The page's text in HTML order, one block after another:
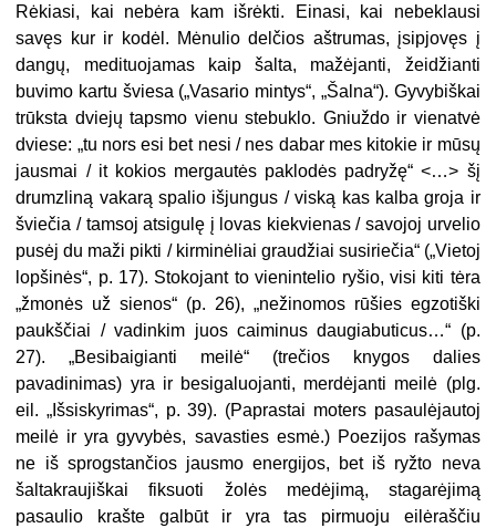
Rėkiasi, kai nebėra kam išrėkti. Einasi, kai nebeklausi
savęs kur ir kodėl. Mėnulio delčios aštrumas, įsipjovęs į
dangų, medituojamas kaip šalta, mažėjanti, žeidžianti
buvimo kartu šviesa („Vasario mintys“, „Šalna“). Gyvybiškai
trūksta dviejų tapsmo vienu stebuklo. Gniuždo ir vienatvė
dviese: „tu nors esi bet nesi / nes dabar mes kitokie ir mūsų
jausmai / it kokios mergautės paklodės padryžę“ <…> šį
drumzliną vakarą spalio išjungus / viską kas kalba groja ir
šviečia / tamsoj atsigulę į lovas kiekvienas / savojoj urvelio
pusėj du maži pikti / kirminėliai graudžiai susiriečia“ („Vietoj
lopšinės“, p. 17). Stokojant to vienintelio ryšio, visi kiti tėra
„žmonės už sienos“ (p. 26), „nežinomos rūšies egzotiški
paukščiai / vadinkim juos caiminus daugiabuticus…“ (p.
27). „Besibaigianti meilė“ (trečios knygos dalies
pavadinimas) yra ir besigaluojanti, merdėjanti meilė (plg.
eil. „Išsiskyrimas“, p. 39). (Paprastai moters pasaulėjautoj
meilė ir yra gyvybės, savasties esmė.) Poezijos rašymas
ne iš sprogstančios jausmo energijos, bet iš ryžto neva
šaltakraujiškai fiksuoti žolės medėjimą, stagarėjimą
pasaulio krašte galbūt ir yra tas pirmuoju eilėraščiu